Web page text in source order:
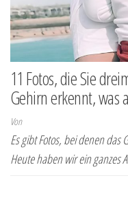
11 Fotos, die Sie
Gehirn erkennt, was
Von
Es gibt Fotos, bei denen
Heute haben wir ein ganzes